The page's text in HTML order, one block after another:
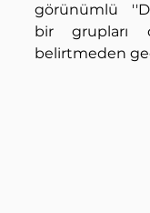
görünümlü
bir grupları
belirtmeden